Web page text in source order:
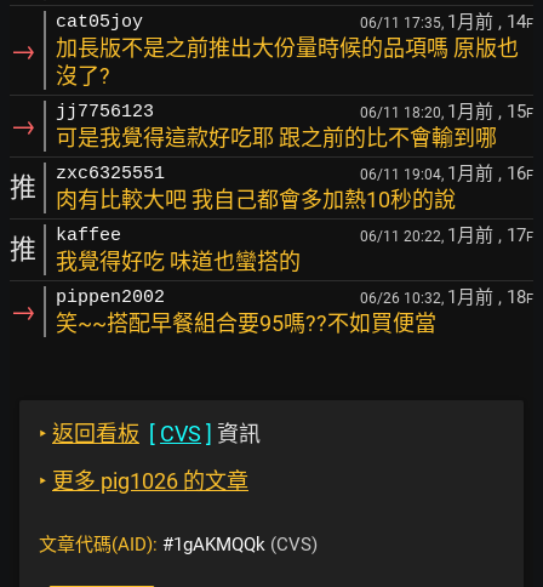
→
cat05joy 06/11 17:35, 1月前 , 14F
加長版不是之前推出大份量時候的品項嗎 原版也
沒了?
→ jj7756123 06/11 18:20, 1月前 , 15F
可是我覺得這款好吃耶 跟之前的比不會輸到哪
推 zxc6325551 06/11 19:04, 1月前 , 16F
肉有比較大吧 我自己都會多加熱10秒的說
推 kaffee 06/11 20:22, 1月前 , 17F
我覺得好吃 味道也蠻搭的
→ pippen2002 06/26 10:32, 1月前 , 18F
笑~~搭配早餐組合要95嗎??不如買便當
‣ 返回看板 [ CVS ] 資訊
‣ 更多 pig1026 的文章
文章代碼(AID): #1gAKMQQk (CVS)